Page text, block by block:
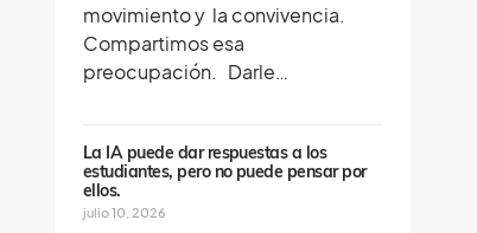
movimiento y la convivencia.
Compartimos esa
preocupación. Darle…
La IA puede dar respuestas a los
estudiantes, pero no puede pensar por
ellos.
julio 10, 2026